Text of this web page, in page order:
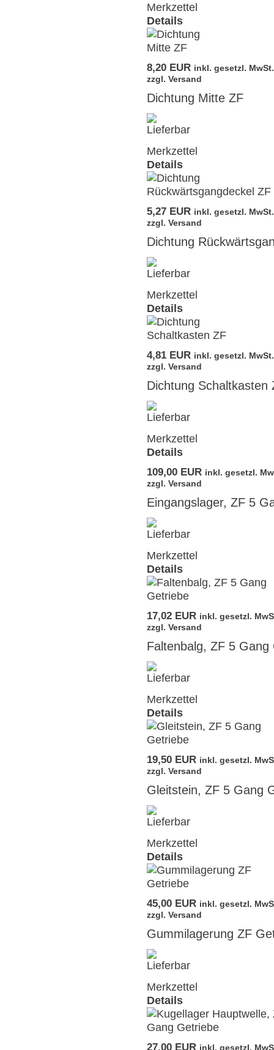
Merkzettel
Details
8,20 EUR inkl. gesetzl. MwSt.
zzgl. Versand
Dichtung Mitte ZF
Merkzettel
Details
5,27 EUR inkl. gesetzl. MwSt.
zzgl. Versand
Dichtung
Merkzettel
Details
4,81 EUR inkl. gesetzl. MwSt.
zzgl. Versand
Dichtung Schaltkasten
Merkzettel
Details
109,00 EUR inkl. gesetzl.
zzgl. Versand
Eingangslager, ZF 5
Merkzettel
Details
17,02 EUR inkl. gesetzl.
zzgl. Versand
Faltenbalg, ZF 5 Gang
Merkzettel
Details
19,50 EUR inkl. gesetzl.
zzgl. Versand
Gleitstein, ZF 5 Gang
Merkzettel
Details
45,00 EUR inkl. gesetzl.
zzgl. Versand
Gummilagerung ZF
Merkzettel
Details
27,00 EUR inkl. gesetzl.